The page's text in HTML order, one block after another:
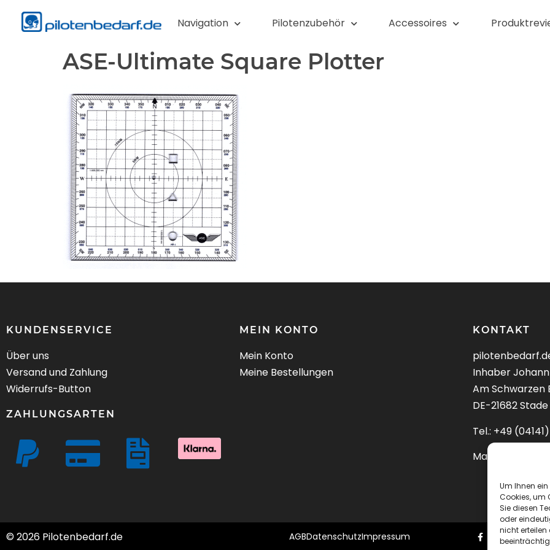
Um Ihnen
Cookies, um
Sie diesen
oder
nicht erteilen
Navigation Pilotenzubehör Accessoires
ASE-Ultimate Square Plotter
KUNDENSERVICE
Über uns
Versand und Zahlung
Widerrufs-Button
ZAHLUNGSARTEN
MEIN KONTO
Mein Konto
Meine Bestellungen
KONTAKT
Inhaber
Am Schwarzen
DE-21682 Stade
Tel.: +49
Mail:
© 2026 Pilotenbedarf.de AGBDatenschutzImpressum